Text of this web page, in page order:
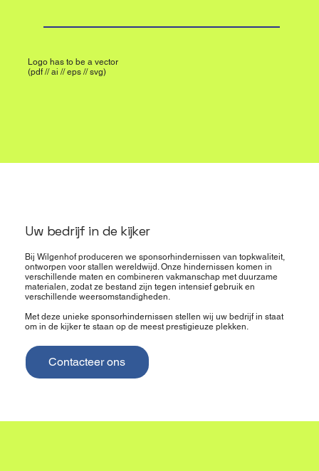
Logo has to be a vector
(pdf // ai // eps // svg)
Uw bedrijf in de kijker
Bij Wilgenhof produceren we sponsorhindernissen van topkwaliteit,
ontworpen voor stallen wereldwijd. Onze hindernissen komen in
verschillende maten en combineren vakmanschap met duurzame
materialen, zodat ze bestand zijn tegen intensief gebruik en
verschillende weersomstandigheden.
Met deze unieke sponsorhindernissen stellen wij uw bedrijf in staat
om in de kijker te staan op de meest prestigieuze plekken.
Contacteer ons